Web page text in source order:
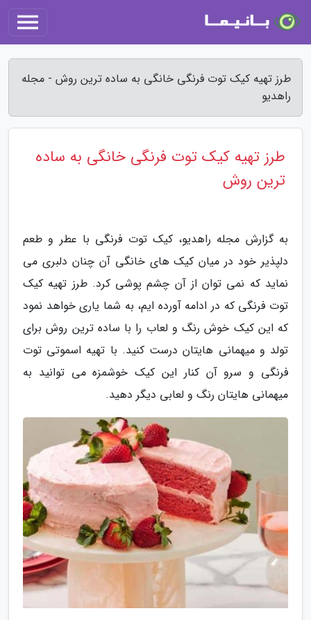
طرز تهیه کیک توت فرنگی خانگی به ساده ترین روش - مجله
راهدیو
طرز تهیه کیک توت فرنگی خانگی به ساده
ترین روش
به گزارش مجله راهدیو، کیک توت فرنگی با عطر و طعم
دلپذیر خود در میان کیک های خانگی آن چنان دلبری می
نماید که نمی توان از آن چشم پوشی کرد. طرز تهیه کیک
توت فرنگی که در ادامه آورده ایم، به شما یاری خواهد نمود
که این کیک خوش رنگ و لعاب را با ساده ترین روش برای
تولد و میهمانی هایتان درست کنید. با تهیه اسموتی توت
فرنگی و سرو آن کنار این کیک خوشمزه می توانید به
میهمانی هایتان رنگ و لعابی دیگر دهید.